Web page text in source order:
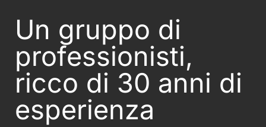
Un gruppo di
professionisti,
ricco di 30 anni di
esperienza